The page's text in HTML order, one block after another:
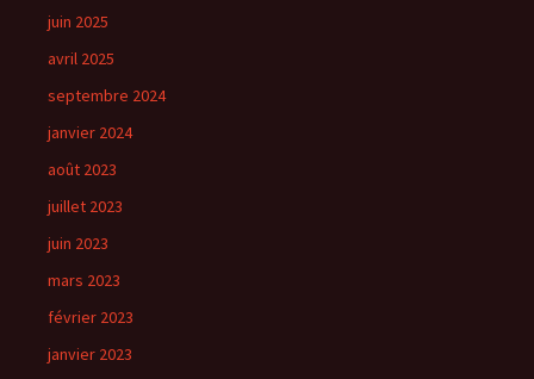
juin 2025
avril 2025
septembre 2024
janvier 2024
août 2023
juillet 2023
juin 2023
mars 2023
février 2023
janvier 2023